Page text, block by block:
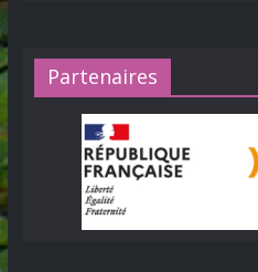
Partenaires